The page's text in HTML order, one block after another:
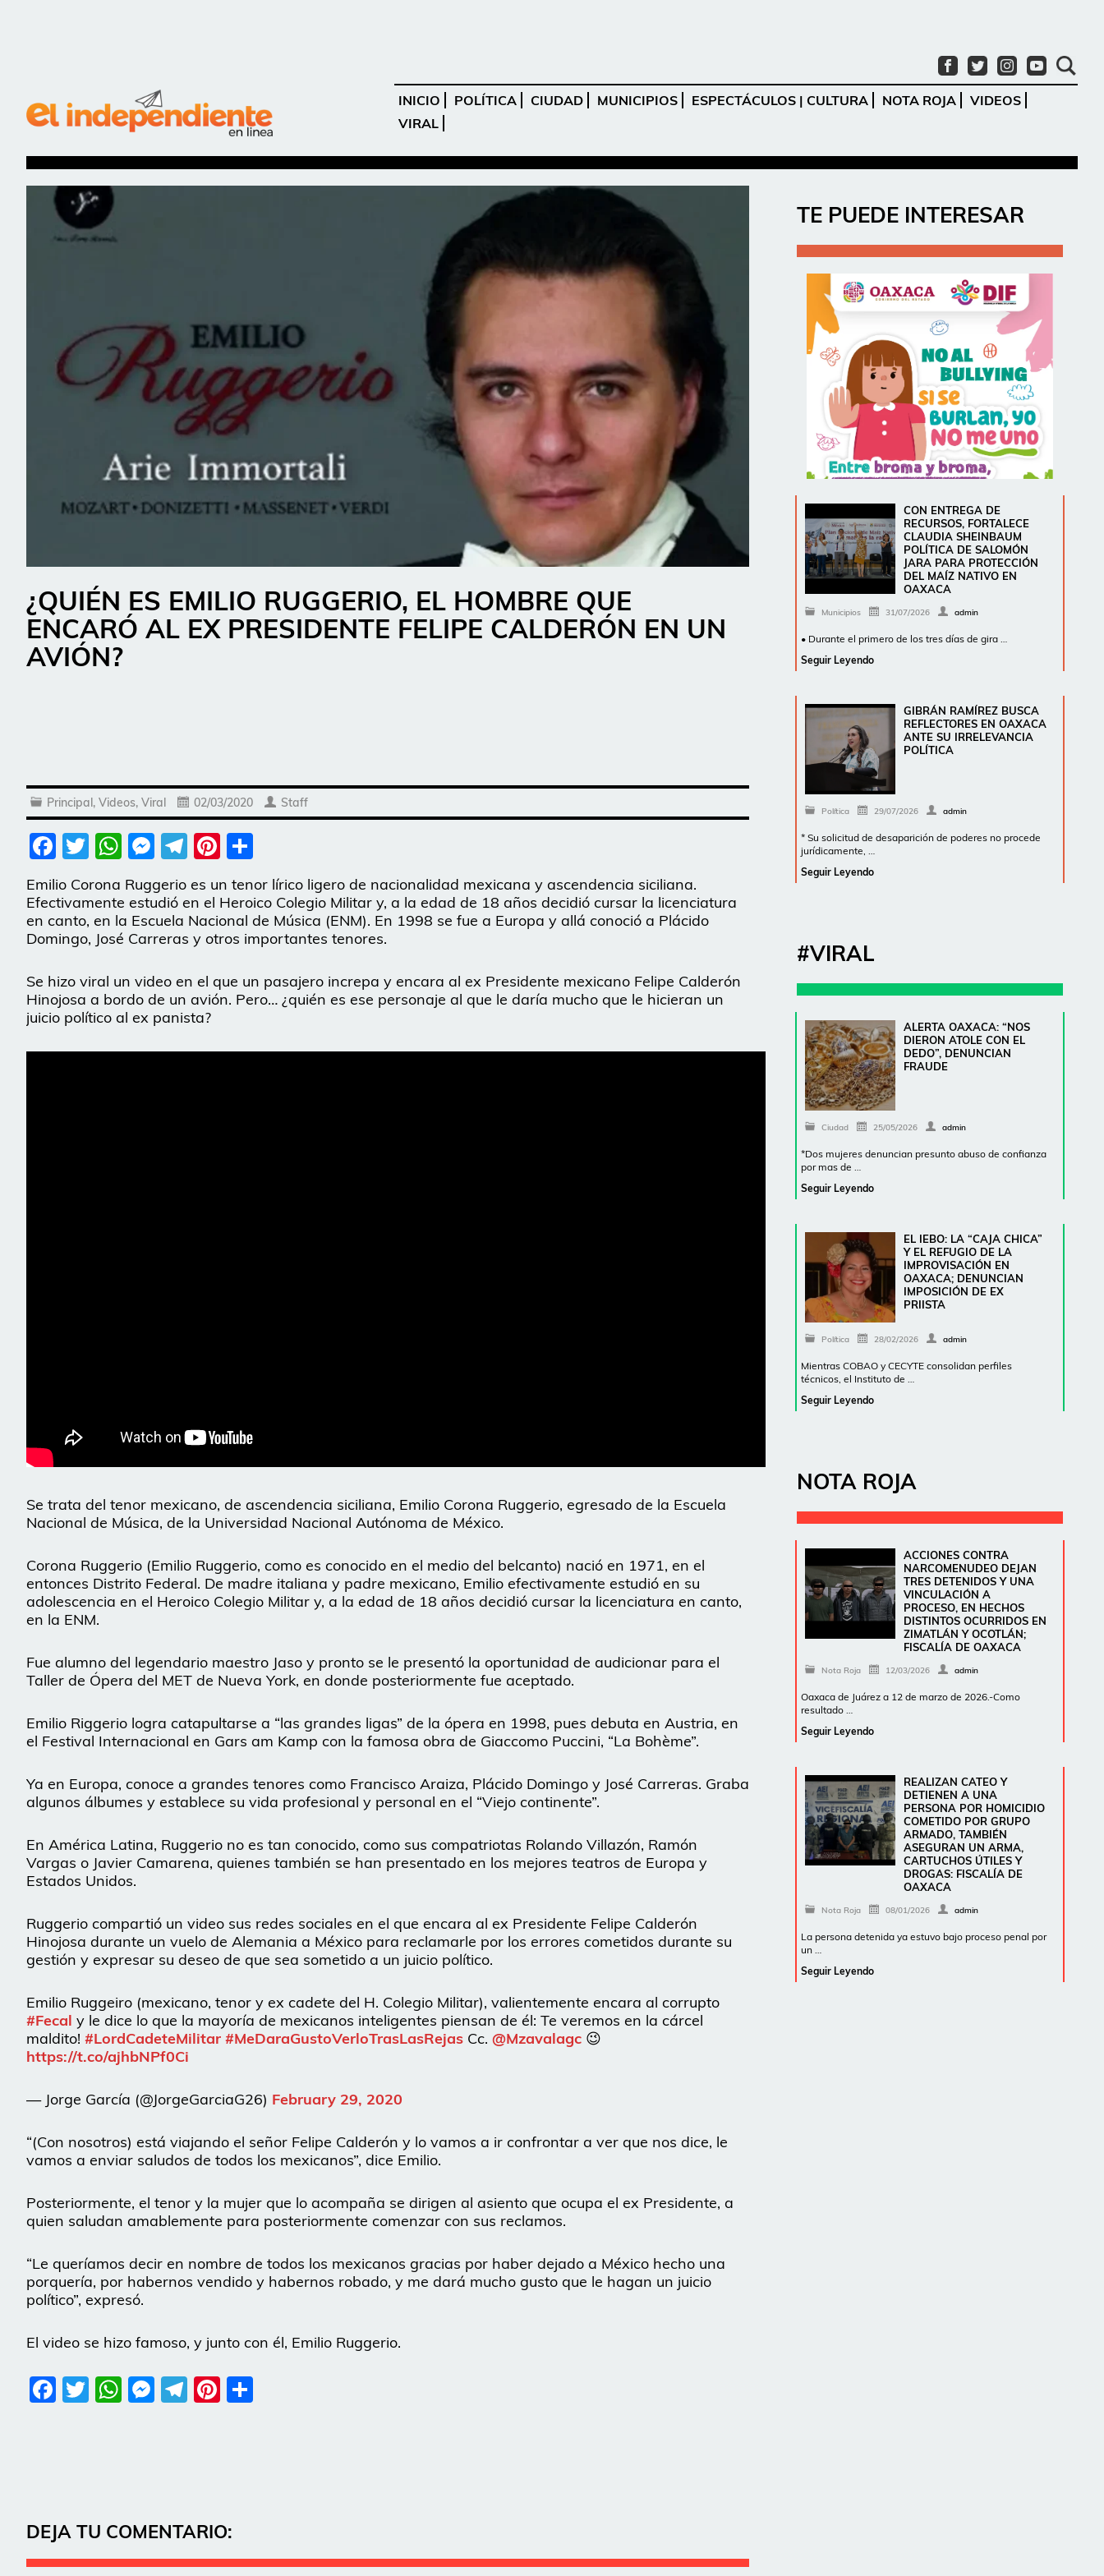
INICIO POLÍTICA CIUDAD MUNICIPIOS ESPECTÁCULOS | CULTURA NOTA ROJA
VIDEOS
VIRAL
¿QUIÉN ES EMILIO RUGGERIO, EL HOMBRE QUE
ENCARÓ AL EX PRESIDENTE FELIPE CALDERÓN EN UN
AVIÓN?
Principal, Videos, Viral 02/03/2020 Staff
Facebook
Twitter
WhatsApp
Messenger
Telegram
Pinterest
Emilio Corona Ruggerio es un tenor lírico ligero de nacionalidad mexicana y ascendencia siciliana.
Efectivamente estudió en el Heroico Colegio Militar y, a la edad de 18 años decidió cursar la licenciatura
en canto, en la Escuela Nacional de Música (ENM). En 1998 se fue a Europa y allá conoció a Plácido
Domingo, José Carreras y otros importantes tenores.
Se hizo viral un video en el que un pasajero increpa y encara al ex Presidente mexicano Felipe Calderón
Hinojosa a bordo de un avión. Pero… ¿quién es ese personaje al que le daría mucho que le hicieran un
juicio político al ex panista?
Se trata del tenor mexicano, de ascendencia siciliana, Emilio Corona Ruggerio, egresado de la Escuela
Nacional de Música, de la Universidad Nacional Autónoma de México.
Corona Ruggerio (Emilio Ruggerio, como es conocido en el medio del belcanto) nació en 1971, en el
entonces Distrito Federal. De madre italiana y padre mexicano, Emilio efectivamente estudió en su
adolescencia en el Heroico Colegio Militar y, a la edad de 18 años decidió cursar la licenciatura en canto,
en la ENM.
Fue alumno del legendario maestro Jaso y pronto se le presentó la oportunidad de audicionar para el
Taller de Ópera del MET de Nueva York, en donde posteriormente fue aceptado.
Emilio Riggerio logra catapultarse a “las grandes ligas” de la ópera en 1998, pues debuta en Austria, en
el Festival Internacional en Gars am Kamp con la famosa obra de Giaccomo Puccini, “La Bohème”.
Ya en Europa, conoce a grandes tenores como Francisco Araiza, Plácido Domingo y José Carreras. Graba
algunos álbumes y establece su vida profesional y personal en el “Viejo continente”.
En América Latina, Ruggerio no es tan conocido, como sus compatriotas Rolando Villazón, Ramón
Vargas o Javier Camarena, quienes también se han presentado en los mejores teatros de Europa y
Estados Unidos.
Ruggerio compartió un video sus redes sociales en el que encara al ex Presidente Felipe Calderón
Hinojosa durante un vuelo de Alemania a México para reclamarle por los errores cometidos durante su
gestión y expresar su deseo de que sea sometido a un juicio político.
Emilio Ruggeiro (mexicano, tenor y ex cadete del H. Colegio Militar), valientemente encara al corrupto
#Fecal y le dice lo que la mayoría de mexicanos inteligentes piensan de él: Te veremos en la cárcel
maldito! #LordCadeteMilitar #MeDaraGustoVerloTrasLasRejas Cc. @Mzavalagc 😉
https://t.co/ajhbNPf0Ci
— Jorge García (@JorgeGarciaG26) February 29, 2020
“(Con nosotros) está viajando el señor Felipe Calderón y lo vamos a ir confrontar a ver que nos dice, le
vamos a enviar saludos de todos los mexicanos”, dice Emilio.
Posteriormente, el tenor y la mujer que lo acompaña se dirigen al asiento que ocupa el ex Presidente, a
quien saludan amablemente para posteriormente comenzar con sus reclamos.
“Le queríamos decir en nombre de todos los mexicanos gracias por haber dejado a México hecho una
porquería, por habernos vendido y habernos robado, y me dará mucho gusto que le hagan un juicio
político”, expresó.
El video se hizo famoso, y junto con él, Emilio Ruggerio.
Facebook
Twitter
WhatsApp
Messenger
Telegram
Pinterest
DEJA TU COMENTARIO:
TE PUEDE INTERESAR
CON ENTREGA DE
RECURSOS, FORTALECE
CLAUDIA SHEINBAUM
POLÍTICA DE SALOMÓN
JARA PARA PROTECCIÓN
DEL MAÍZ NATIVO EN
OAXACA
Municipios 31/07/2026 admin
• Durante el primero de los tres días de gira …
Seguir Leyendo
GIBRÁN RAMÍREZ BUSCA
REFLECTORES EN OAXACA
ANTE SU IRRELEVANCIA
POLÍTICA
Política 29/07/2026 admin
* Su solicitud de desaparición de poderes no procede
jurídicamente, …
Seguir Leyendo
#VIRAL
ALERTA OAXACA: “NOS
DIERON ATOLE CON EL
DEDO”, DENUNCIAN
FRAUDE
Ciudad 25/05/2026 admin
*Dos mujeres denuncian presunto abuso de confianza
por mas de …
Seguir Leyendo
EL IEBO: LA “CAJA CHICA”
Y EL REFUGIO DE LA
IMPROVISACIÓN EN
OAXACA; DENUNCIAN
IMPOSICIÓN DE EX
PRIISTA
Política 28/02/2026 admin
Mientras COBAO y CECYTE consolidan perfiles
técnicos, el Instituto de …
Seguir Leyendo
NOTA ROJA
ACCIONES CONTRA
NARCOMENUDEO DEJAN
TRES DETENIDOS Y UNA
VINCULACIÓN A
PROCESO, EN HECHOS
DISTINTOS OCURRIDOS EN
ZIMATLÁN Y OCOTLÁN;
FISCALÍA DE OAXACA
Nota Roja 12/03/2026 admin
Oaxaca de Juárez a 12 de marzo de 2026.-Como
resultado …
Seguir Leyendo
REALIZAN CATEO Y
DETIENEN A UNA
PERSONA POR HOMICIDIO
COMETIDO POR GRUPO
ARMADO, TAMBIÉN
ASEGURAN UN ARMA,
CARTUCHOS ÚTILES Y
DROGAS: FISCALÍA DE
OAXACA
Nota Roja 08/01/2026 admin
La persona detenida ya estuvo bajo proceso penal por
un …
Seguir Leyendo